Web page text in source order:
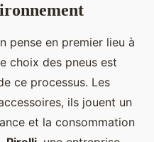
pense en premier lieu à
choix des pneus est
ce processus. Les
ils jouent un
et la consommation